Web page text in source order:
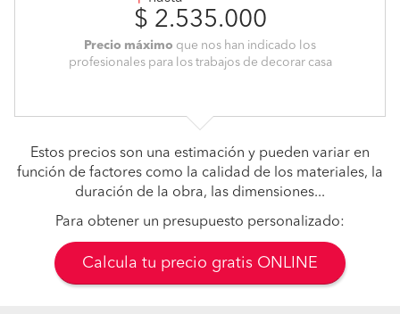
$ 2.535.000
Precio máximo que nos han indicado los
profesionales para los trabajos de decorar casa
Estos precios son una estimación y pueden variar en
función de factores como la calidad de los materiales, la
duración de la obra, las dimensiones...
Para obtener un presupuesto personalizado:
Calcula tu precio gratis ONLINE